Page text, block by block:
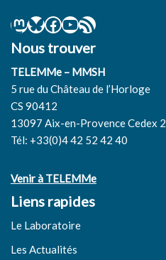
Nous trouver
TELEMMe – MMSH
5 rue du Château de l’Horloge
CS 90412
13097 Aix-en-Provence Cedex 2
Tél: +33(0)4 42 52 42 40
Venir à TELEMMe
Liens rapides
Le Laboratoire
Les Actualités